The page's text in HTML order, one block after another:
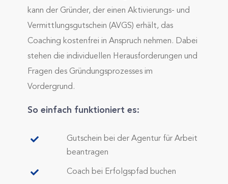
kann der Gründer, der einen Aktivierungs- und
Vermittlungsgutschein (AVGS) erhält, das
Coaching kostenfrei in Anspruch nehmen. Dabei
stehen die individuellen Herausforderungen und
Fragen des Gründungsprozesses im
Vordergrund.
So einfach funktioniert es:
Gutschein bei der Agentur für Arbeit
beantragen
Coach bei Erfolgspfad buchen